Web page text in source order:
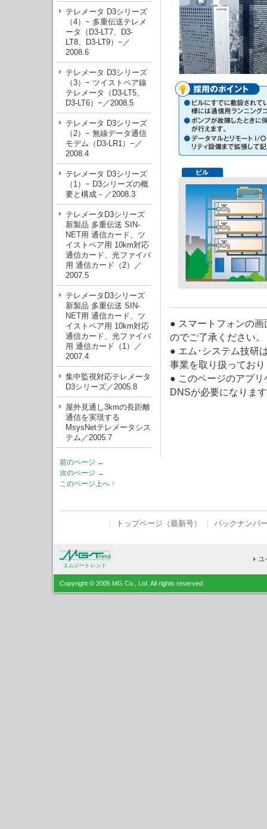
テレメータ D3シリーズ
（4）− 多重伝送テレメ
ータ（D3-LT7、D3-
LT8、D3-LT9）−／
2008.6
テレメータ D3シリーズ
（3）− ツイストペア線
テレメータ（D3-LT5、
D3-LT6）−／2008.5
テレメータ D3シリーズ
（2）− 無線データ通信
モデム（D3-LR1）−／
2008.4
テレメータ D3シリーズ
（1）− D3シリーズの概
要と構成－／2008.3
テレメータD3シリーズ
新製品 多重伝送 SIN-
NET用 通信カード、ツ
イストペア用 10km対応
通信カード、光ファイバ
用 通信カード（2）／
2007.5
テレメータD3シリーズ
新製品 多重伝送 SIN-
NET用 通信カード、ツ
イストペア用 10km対応
通信カード、光ファイバ
用 通信カード（1）／
2007.4
集中監視対応テレメータ
D3シリーズ／2005.8
屋外見通し3kmの長距離
通信を実現する
MsysNetテレメータシス
テム／2005.7
● スマートフォンの
のでご了承ください。
● エム･システム技研
事業を取り扱ってお
● このページのアプ
DNSが必要になりま
前のページ ←
次のページ →
このページ上へ ↑
トップページ（最新号） バックナンバ
エムジートレンド
Copyright © 2005 MG Co., Ltd. All rights reserved.